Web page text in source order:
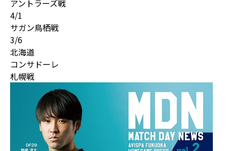
アントラーズ戦
4/1
サガン鳥栖戦
3/6
北海道
コンサドーレ
札幌戦